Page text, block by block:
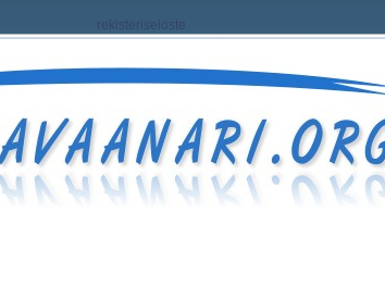
rekisteriseloste